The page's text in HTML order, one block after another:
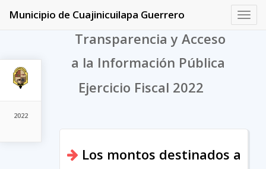
2022
Municipio de Cuajinicuilapa Guerrero
Transparencia y Acceso
a la Información Pública
Ejercicio Fiscal 2022
Los montos destinados a